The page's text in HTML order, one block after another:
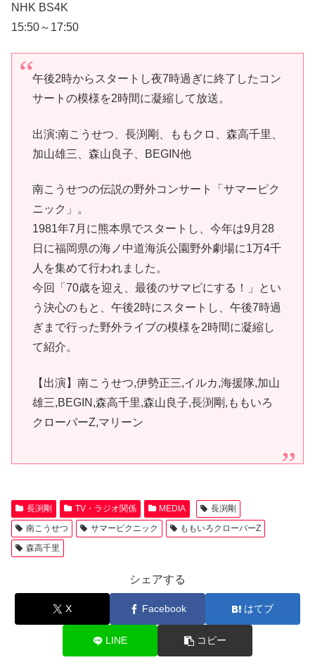
NHK BS4K
15:50～17:50
午後2時からスタートし夜7時過ぎに終了したコン
サートの模様を2時間に凝縮して放送。
出演:南こうせつ、長渕剛、ももクロ、森高千里、
加山雄三、森山良子、BEGIN他
南こうせつの伝説の野外コンサート「サマーピク
ニック」。
1981年7月に熊本県でスタートし、今年は9月28
日に福岡県の海ノ中道海浜公園野外劇場に1万4千
人を集めて行われました。
今回「70歳を迎え、最後のサマピにする！」とい
う決心のもと、午後2時にスタートし、午後7時過
ぎまで行った野外ライブの模様を2時間に凝縮し
て紹介。
【出演】南こうせつ,伊勢正三,イルカ,海援隊,加山
雄三,BEGIN,森高千里,森山良子,長渕剛,ももいろ
クローバーZ,マリーン
長渕剛 TV・ラジオ関係 MEDIA
長渕剛
南こうせつ
サマーピクニック
ももいろクローバーZ
森高千里
シェアする
X Facebook はてブ
LINE コピー